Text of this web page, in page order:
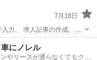
7月18日
ます。 ・未経験の
て報 酬アップが見込めま
ョップ
にノレル
やリースが通らなくてもクル